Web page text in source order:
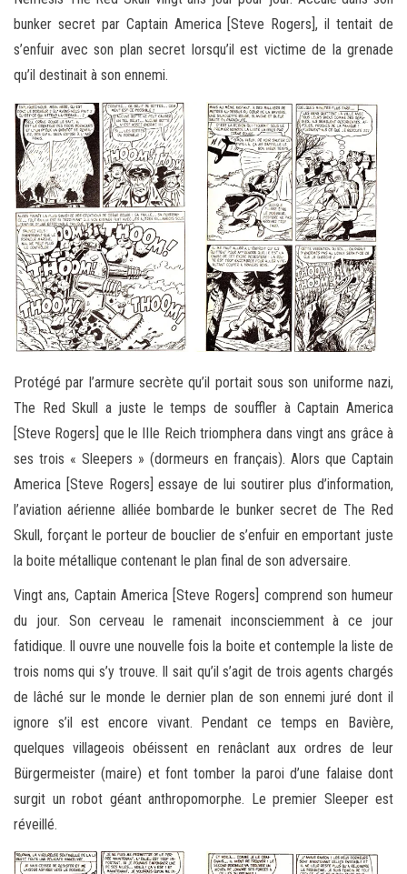
bunker secret par Captain America [Steve Rogers], il tentait de
s’enfuir avec son plan secret lorsqu’il est victime de la grenade
qu’il destinait à son ennemi.
Protégé par l’armure secrète qu’il portait sous son uniforme nazi,
The Red Skull a juste le temps de souffler à Captain America
[Steve Rogers] que le IIIe Reich triomphera dans vingt ans grâce à
ses trois « Sleepers » (dormeurs en français). Alors que Captain
America [Steve Rogers] essaye de lui soutirer plus d’information,
l’aviation aérienne alliée bombarde le bunker secret de The Red
Skull, forçant le porteur de bouclier de s’enfuir en emportant juste
la boite métallique contenant le plan final de son adversaire.
Vingt ans, Captain America [Steve Rogers] comprend son humeur
du jour. Son cerveau le ramenait inconsciemment à ce jour
fatidique. Il ouvre une nouvelle fois la boite et contemple la liste de
trois noms qui s’y trouve. Il sait qu’il s’agit de trois agents chargés
de lâché sur le monde le dernier plan de son ennemi juré dont il
ignore s’il est encore vivant. Pendant ce temps en Bavière,
quelques villageois obéissent en renâclant aux ordres de leur
Bürgermeister (maire) et font tomber la paroi d’une falaise dont
surgit un robot géant anthropomorphe. Le premier Sleeper est
réveillé.